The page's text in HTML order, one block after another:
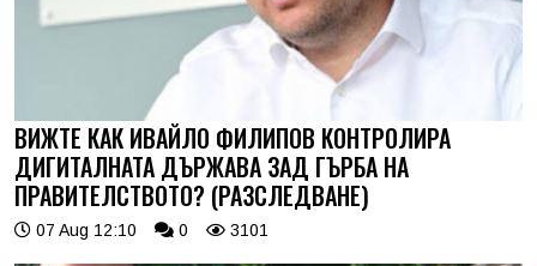
ВИЖТЕ КАК ИВАЙЛО ФИЛИПОВ КОНТРОЛИРА
ДИГИТАЛНАТА ДЪРЖАВА ЗАД ГЪРБА НА
ПРАВИТЕЛСТВОТО? (РАЗСЛЕДВАНЕ)
07 Aug 12:10 0 3101